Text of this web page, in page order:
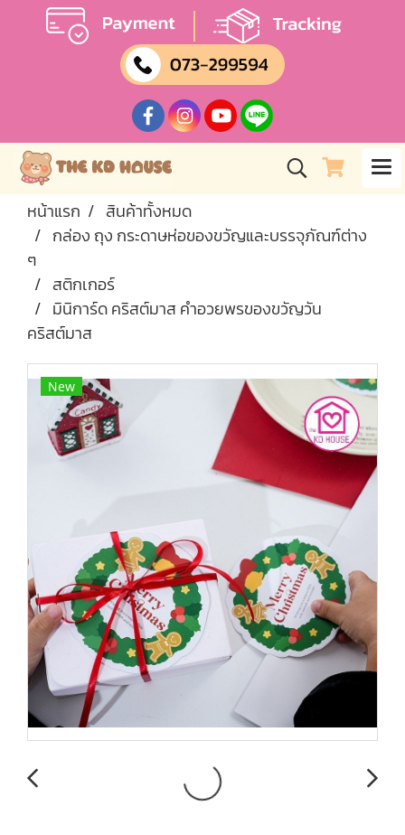
หน้าแรก
สินค้าทั้งหมด
กล่อง ถุง กระดาษห่อของขวัญและบรรจุภัณฑ์ต่าง
ๆ
สติกเกอร์
มินิการ์ด คริสต์มาส คำอวยพรของขวัญวัน
คริสต์มาส
New